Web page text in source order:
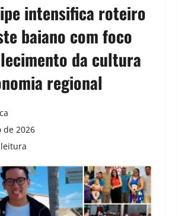
intensifica roteiro
baiano com foco
da cultura
regional
de 2026